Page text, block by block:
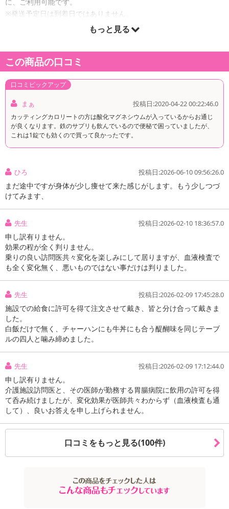
※発送予定日は到着日ではありません。
・商品は「beety」より出荷します。
商品詳細
もっと見る
この商品の口コミ
口コミピックアップ
まぁ 投稿日:2020-04-22 00:22:46.0
カッティングカロリートの方は酸化マグネシウムが入っているからお通じ
が良くなります。鉄のサプリも飲んでいるので便秘で困っていましたが、
これは1錠でも効くので買って良かったです。
ひろ 投稿日:2026-06-10 09:56:26.0
まだ途中ですが身体が少し痩せて来た感じがします。もう少しつづ
けてみます、
先生 投稿日:2026-02-10 18:36:57.0
申し訳有りません。
効果の程が全く判りません。
乗りの良い訪問医共々変化を楽しみにして居りますが、血液検査で
も全く変化無く、悪いものではない事だけは判りました。
先生 投稿日:2026-02-09 17:45:28.0
施設での給食に許可を得て注文させて戴き、皆と分け合って戴きま
した。
白飯だけで無く、チャーハンにも牛丼にも合う醍醐味を同じテーブ
ルの四人と噛み締めました。
先生 投稿日:2026-02-09 17:12:44.0
申し訳有りません。
介護施設訪問医と、その医師が勤務する胃腸病院に飲用の許可を得
て呑み続けましたが、変化効果が医師共々わからず（血液検査も通
して）、良いお答えを申し上げられません。
口コミをもっと見る(100件)